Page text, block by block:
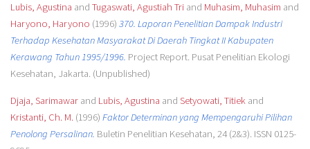
Lubis, Agustina and Tugaswati, Agustiah Triand Muhasim, Muhasim and
Haryono, Haryono (1996) 370. Laporan Penelitian Dampak Industri
Terhadap Kesehatan Masyarakat Di Daerah Tingkat II Kabupaten
Kerawang Tahun 1995/1996. Project Report. Pusat Penelitian Ekologi
Kesehatan, Jakarta. (Unpublished)
Djaja, Sarimawarand Lubis, Agustina and Setyowati, Titiekand
Kristanti, Ch. M.(1996) Faktor Determinan yang Mempengaruhi Pilihan
Penolong Persalinan. Buletin Penelitian Kesehatan, 24 (2&3). ISSN 0125-